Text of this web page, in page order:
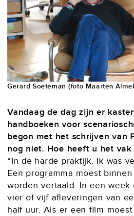
Gerard Soeteman (foto Maarten
Vandaag de dag zijn er
handboeken voor
begon met het schrijven van
nog niet. Hoe heeft u het vak
“In de harde praktijk. Ik was
Een programma moest
worden vertaald. In een
vier of vijf afleveringen van
half uur. Als er een film